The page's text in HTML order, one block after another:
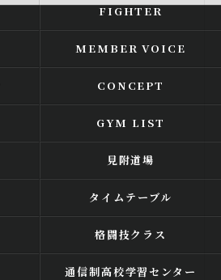
FIGHTER
MEMBER VOICE
CONCEPT
GYM LIST
見附道場
タイムテーブル
格闘技クラス
通信制高校学習センター